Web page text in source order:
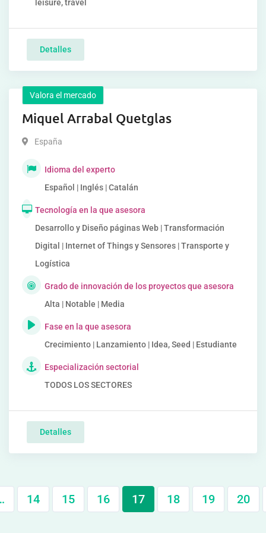
leisure, travel
Detalles
Valora el mercado
Miquel Arrabal Quetglas
España
Idioma del experto
Español | Inglés | Catalán
Tecnología en la que asesora
Desarrollo y Diseño páginas Web | Transformación
Digital | Internet of Things y Sensores | Transporte y
Logística
Grado de innovación de los proyectos que asesora
Alta | Notable | Media
Fase en la que asesora
Crecimiento | Lanzamiento | Idea, Seed | Estudiante
Especialización sectorial
TODOS LOS SECTORES
Detalles
14 15 16 17 18 19 20